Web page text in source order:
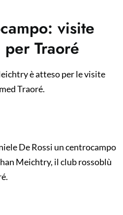
visite
Traoré
è atteso per le visite
Traoré.
De Rossi un centrocampo
Meichtry, il club rossoblù